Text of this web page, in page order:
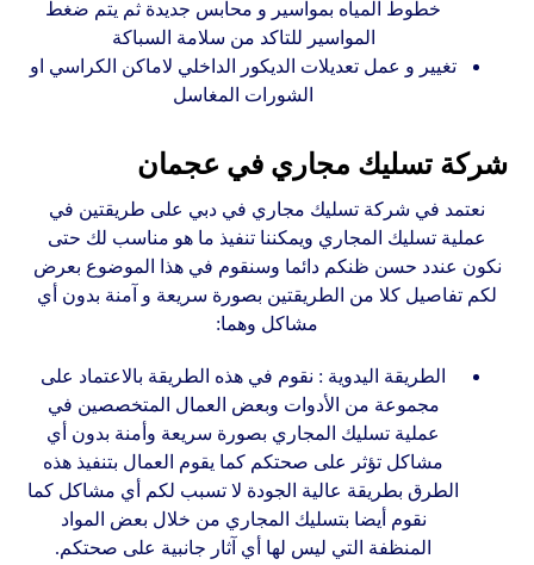
خطوط المياه بمواسير و محابس جديدة ثم يتم ضغط
المواسير للتاكد من سلامة السباكة
تغيير و عمل تعديلات الديكور الداخلي لاماكن الكراسي او
الشورات المغاسل
شركة تسليك مجاري في عجمان
نعتمد في شركة تسليك مجاري في دبي على طريقتين في
عملية تسليك المجاري ويمكننا تنفيذ ما هو مناسب لك حتى
نكون عندد حسن ظنكم دائما وسنقوم في هذا الموضوع بعرض
لكم تفاصيل كلا من الطريقتين بصورة سريعة و آمنة بدون أي
مشاكل وهما:
الطريقة اليدوية : نقوم في هذه الطريقة بالاعتماد على
مجموعة من الأدوات وبعض العمال المتخصصين في
عملية تسليك المجاري بصورة سريعة وأمنة بدون أي
مشاكل تؤثر على صحتكم كما يقوم العمال بتنفيذ هذه
الطرق بطريقة عالية الجودة لا تسبب لكم أي مشاكل كما
نقوم أيضا بتسليك المجاري من خلال بعض المواد
المنظفة التي ليس لها أي آثار جانبية على صحتكم.